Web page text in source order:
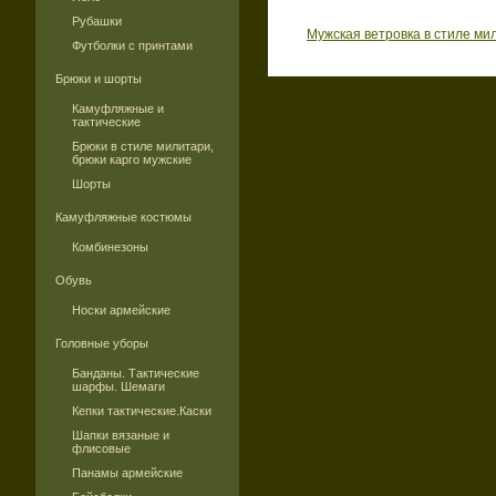
Рубашки
Футболки с принтами
Брюки и шорты
Камуфляжные и
тактические
Брюки в стиле милитари,
брюки карго мужские
Шорты
Камуфляжные костюмы
Комбинезоны
Обувь
Носки армейские
Головные уборы
Банданы. Тактические
шарфы. Шемаги
Кепки тактические.Каски
Шапки вязаные и
флисовые
Панамы армейские
Мужская ветровка в стиле